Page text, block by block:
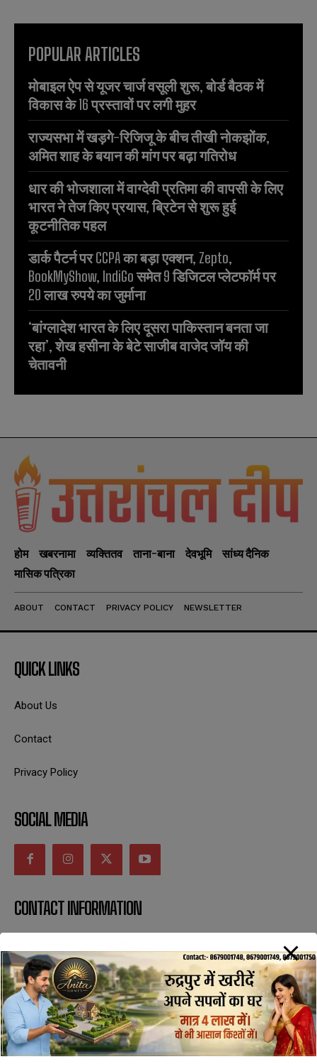
POPULAR ARTICLES
मोबाइल ऐप से यूजर चार्ज वसूली शुरू, बोर्ड बैठक में
विकास के 16 प्रस्तावों पर लगी मुहर
राज्यसभा में खड़गे-रिजिजू के बीच तीखी नोकझोंक,
अमित शाह के बयान की मांग पर बढ़ा गतिरोध
धार की भोजशाला में वाग्देवी प्रतिमा की वापसी के लिए
भारत ने तेज किए प्रयास, ब्रिटेन से शुरू हुई
कूटनीतिक पहल
डार्क पैटर्न पर CCPA का बड़ा एक्शन, Zepto,
BookMyShow, IndiGo समेत 9 डिजिटल प्लेटफॉर्म पर
20 लाख रुपये का जुर्माना
‘बांग्लादेश भारत के लिए दूसरा पाकिस्तान बनता जा
रहा’, शेख हसीना के बेटे साजीब वाजेद जॉय की
चेतावनी
होम खबरनामा व्यक्तितव ताना-बाना देवभूमि
सांध्य दैनिक
मासिक पत्रिका
ABOUT CONTACT PRIVACY POLICY NEWSLETTER
QUICK LINKS
About Us
Contact
Privacy Policy
SOCIAL MEDIA
CONTACT INFORMATION
SUBSCRIBE NOW
All Rights Reserved with uttaranchaldeep